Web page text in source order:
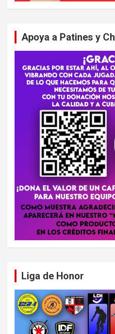
Apoya a Patines y
Liga de Honor